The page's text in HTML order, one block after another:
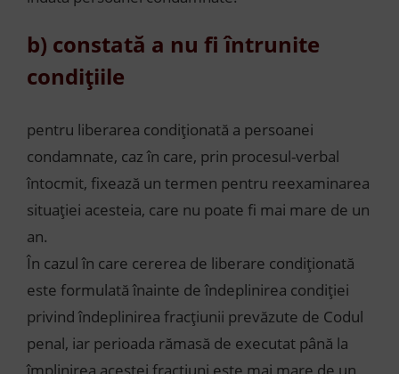
b) constată a nu fi întrunite
condițiile
pentru liberarea condiționată a persoanei
condamnate, caz în care, prin procesul-verbal
întocmit, fixează un termen pentru reexaminarea
situației acesteia, care nu poate fi mai mare de un
an.
În cazul în care cererea de liberare condiționată
este formulată înainte de îndeplinirea condiției
privind îndeplinirea fracțiunii prevăzute de Codul
penal, iar perioada rămasă de executat până la